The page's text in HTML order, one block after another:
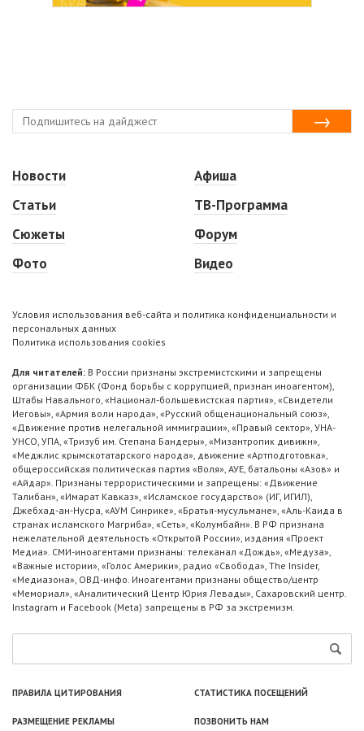
Новости
Статьи
Сюжеты
Фото
Афиша
ТВ-Программа
Форум
Видео
Условия использования веб-сайта и политика конфиденциальности и
персональных данных
Политика использования cookies
Для читателей: В России признаны экстремистскими и запрещены
организации ФБК (Фонд борьбы с коррупцией, признан иноагентом),
Штабы Навального, «Национал-большевистская партия», «Свидетели
Иеговы», «Армия воли народа», «Русский общенациональный союз»,
«Движение против нелегальной иммиграции», «Правый сектор», УНА-
УНСО, УПА, «Тризуб им. Степана Бандеры», «Мизантропик дивижн»,
«Меджлис крымскотатарского народа», движение «Артподготовка»,
общероссийская политическая партия «Воля», АУЕ, батальоны «Азов» и
«Айдар». Признаны террористическими и запрещены: «Движение
Талибан», «Имарат Кавказ», «Исламское государство» (ИГ, ИГИЛ),
Джебхад-ан-Нусра, «АУМ Синрике», «Братья-мусульмане», «Аль-Каида в
странах исламского Магриба», «Сеть», «Колумбайн». В РФ признана
нежелательной деятельность «Открытой России», издания «Проект
Медиа». СМИ-иноагентами признаны: телеканал «Дождь», «Медуза»,
«Важные истории», «Голос Америки», радио «Свобода», The Insider,
«Медиазона», ОВД-инфо. Иноагентами признаны общество/центр
«Мемориал», «Аналитический Центр Юрия Левады», Сахаровский центр.
Instagram и Facebook (Metа) запрещены в РФ за экстремизм.
ПРАВИЛА ЦИТИРОВАНИЯ СТАТИСТИКА ПОСЕЩЕНИЙ
РАЗМЕЩЕНИЕ РЕКЛАМЫ ПОЗВОНИТЬ НАМ